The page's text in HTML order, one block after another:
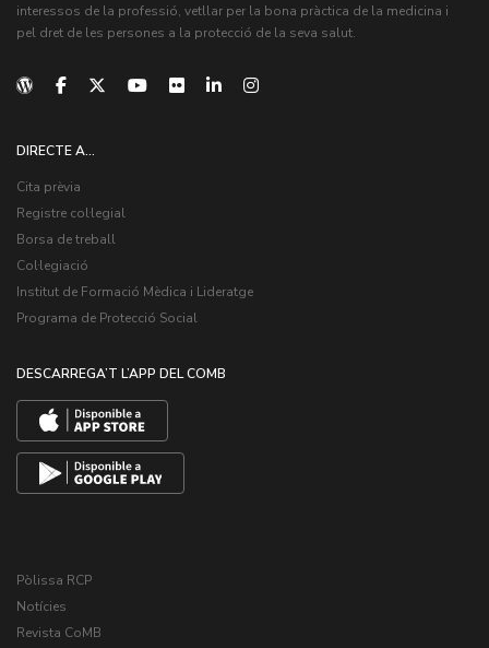
interessos de la professió, vetllar per la bona pràctica de la medicina i
pel dret de les persones a la protecció de la seva salut.
DIRECTE A...
Cita prèvia
Registre col·legial
Borsa de treball
Col·legiació
Institut de Formació Mèdica i Lideratge
Programa de Protecció Social
DESCARREGA’T L’APP DEL COMB
Pòlissa RCP
Notícies
Revista CoMB